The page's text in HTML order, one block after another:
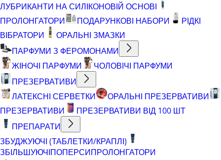
ЛУБРИКАНТИ НА СИЛІКОНОВІЙ ОСНОВІ
ПРОЛОНГАТОРИ
ПОДАРУНКОВІ НАБОРИ
РІДКІ
ВІБРАТОРИ
ОРАЛЬНІ ЗМАЗКИ
ПАРФУМИ З ФЕРОМОНАМИ
ЖІНОЧІ ПАРФУМИ
ЧОЛОВІЧІ ПАРФУМИ
ПРЕЗЕРВАТИВИ
ЛАТЕКСНІ СЕРВЕТКИ
ОРАЛЬНІ ПРЕЗЕРВАТИВИ
ПРЕЗЕРВАТИВИ
ПРЕЗЕРВАТИВИ ВІД 100 ШТ
ПРЕПАРАТИ
ЗБУДЖУЮЧІ (ТАБЛЕТКИ/КРАПЛІ)
ЗБІЛЬШУЮЧІПОПЕРСИПРОЛОНГАТОРИ